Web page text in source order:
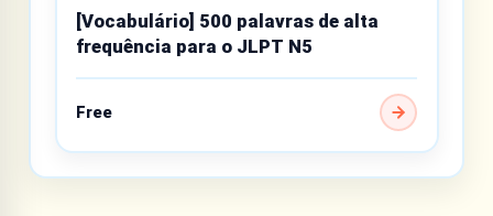
[Vocabulário] 500 palavras de alta
frequência para o JLPT N5
Free